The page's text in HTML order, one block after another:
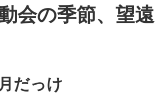
会の季節、望
だっけ